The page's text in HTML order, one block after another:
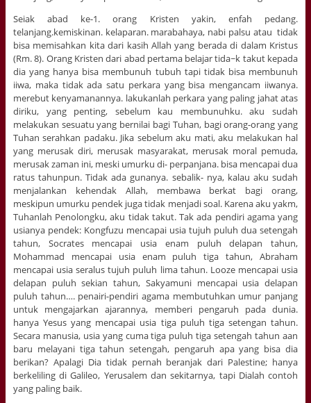
Seiak abad ke-1. orang Kristen yakin, enfah pedang.
telanjang.kemiskinan. kelaparan. marabahaya, nabi palsu atau tidak
bisa memisahkan kita dari kasih Allah yang berada di dalam Kristus
(Rm. 8). Orang Kristen dari abad pertama belajar tida~k takut kepada
dia yang hanya bisa membunuh tubuh tapi tidak bisa membunuh
iiwa, maka tidak ada satu perkara yang bisa mengancam iiwanya.
merebut kenyamanannya. lakukanlah perkara yang paling jahat atas
diriku, yang penting, sebelum kau membunuhku. aku sudah
melakukan sesuatu yang bernilai bagi Tuhan, bagi orang-orang yang
Tuhan serahkan padaku. Jika sebelum aku mati, aku melakukan hal
yang merusak diri, merusak masyarakat, merusak moral pemuda,
merusak zaman ini, meski umurku di- perpanjana. bisa mencapai dua
ratus tahunpun. Tidak ada gunanya. sebalik- nya, kalau aku sudah
menjalankan kehendak Allah, membawa berkat bagi orang,
meskipun umurku pendek juga tidak menjadi soal. Karena aku yakm,
Tuhanlah Penolongku, aku tidak takut. Tak ada pendiri agama yang
usianya pendek: Kongfuzu mencapai usia tujuh puluh dua setengah
tahun, Socrates mencapai usia enam puluh delapan tahun,
Mohammad mencapai usia enam puluh tiga tahun, Abraham
mencapai usia seralus tujuh puluh lima tahun. Looze mencapai usia
delapan puluh sekian tahun, Sakyamuni mencapai usia delapan
puluh tahun…. penairi-pendiri agama membutuhkan umur panjang
untuk mengajarkan ajarannya, memberi pengaruh pada dunia.
hanya Yesus yang mencapai usia tiga puluh tiga setengan tahun.
Secara manusia, usia yang cuma tiga puluh tiga setengah tahun aan
baru melayani tiga tahun setengah, pengaruh apa yang bisa dia
berikan? Apalagi Dia tidak pernah beranjak dari Palestine; hanya
berkeliling di Galileo, Yerusalem dan sekitarnya, tapi Dialah contoh
yang paling baik.